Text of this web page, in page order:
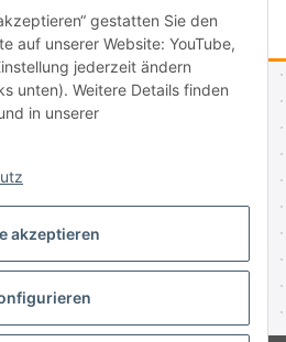
akzeptieren
gestatten Sie den
auf unserer Website: YouTube,
jederzeit ändern
unten). Weitere Details finden
in unserer
widerrufen
zzgl.Versand